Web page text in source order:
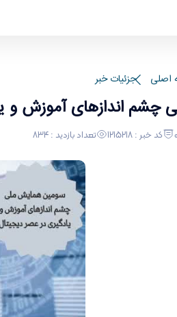
در عصر دیجیتال -
اصلی جزئیات خبر
اندازهای آموزش و
کد خبر : 1215218 تعداد بازدید : 834